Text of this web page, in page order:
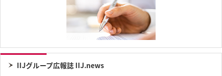
IIJグループ広報誌 IIJ.news